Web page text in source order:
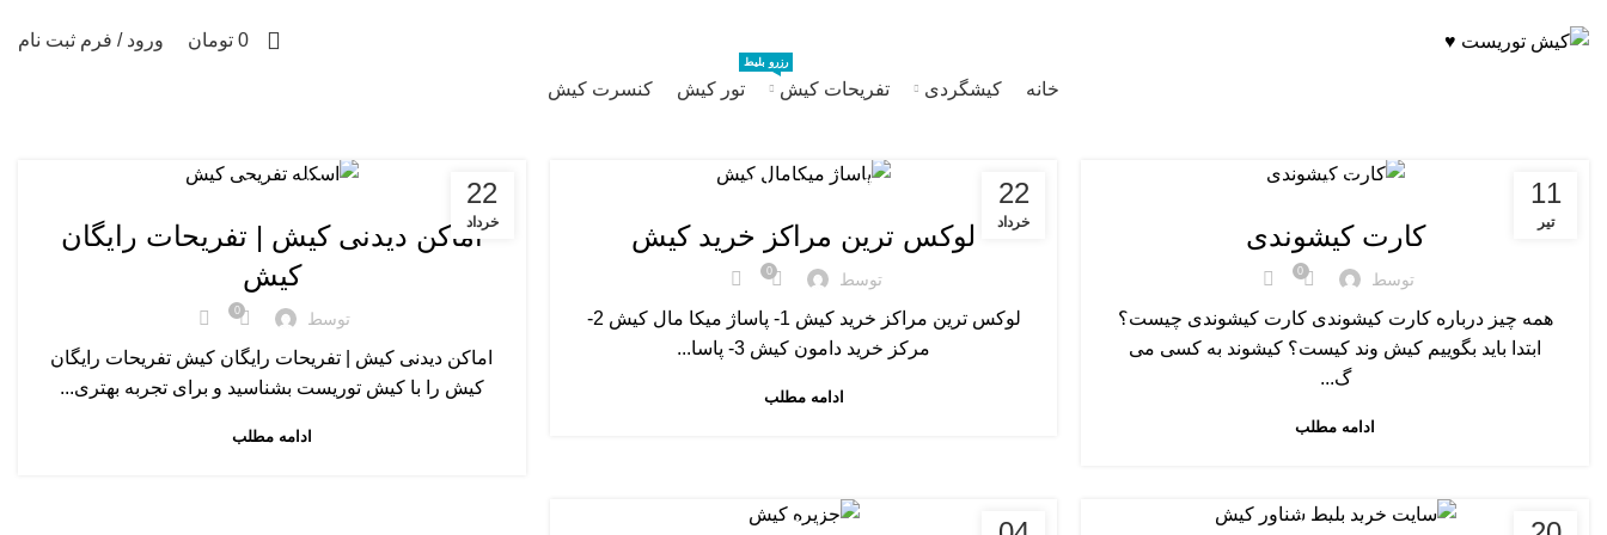
0 تومان ورود / فرم ثبت نام
خانه کیشگردی تفریحات کیش
رزرو بلیط
تور کیش کنسرت کیش
11
تیر
درباره کیش
کارت کیشوندی
توسط 0
همه چیز درباره کارت کیشوندی کارت کیشوندی چیست؟
ابتدا باید بگوییم کیش وند کیست؟ کیشوند به کسی می
گ...
ادامه مطلب
22
خرداد
مراکز خرید و بازار های کیش
لوکس ترین مراکز خرید کیش
توسط 0
لوکس ترین مراکز خرید کیش 1- پاساژ میکا مال کیش 2-
مرکز خرید دامون کیش 3- پاسا...
ادامه مطلب
22
خرداد
اماکن دیدنی کیش
اماکن دیدنی کیش | تفریحات رایگان
کیش
توسط 0
اماکن دیدنی کیش | تفریحات رایگان کیش تفریحات رایگان
کیش را با کیش توریست بشناسید و برای تجربه بهتری...
ادامه مطلب
راهنمای سفر به کیش درباره کیش